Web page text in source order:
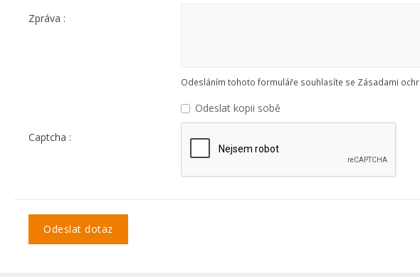
Zpráva :
Odesláním tohoto formuláře souhlasíte se Zásadami
Odeslat kopii sobě
Captcha :
Odeslat dotaz